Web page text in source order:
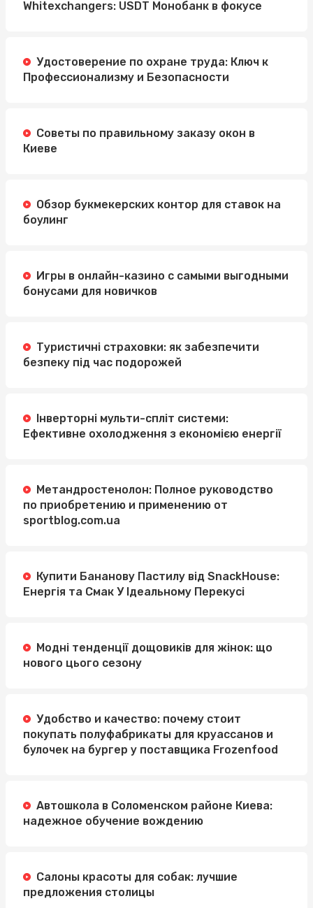
Whitexchangers: USDT Монобанк в фокусе
Удостоверение по охране труда: Ключ к
Профессионализму и Безопасности
Советы по правильному заказу окон в
Киеве
Обзор букмекерских контор для ставок на
боулинг
Игры в онлайн-казино с самыми выгодными
бонусами для новичков
Туристичні страховки: як забезпечити
безпеку під час подорожей
Інверторні мульти-спліт системи:
Ефективне охолодження з економією енергії
Метандростенолон: Полное руководство
по приобретению и применению от
sportblog.com.ua
Купити Бананову Пастилу від SnackHouse:
Енергія та Смак У Ідеальному Перекусі
Модні тенденції дощовиків для жінок: що
нового цього сезону
Удобство и качество: почему стоит
покупать полуфабрикаты для круассанов и
булочек на бургер у поставщика Frozenfood
Автошкола в Соломенском районе Киева:
надежное обучение вождению
Салоны красоты для собак: лучшие
предложения столицы